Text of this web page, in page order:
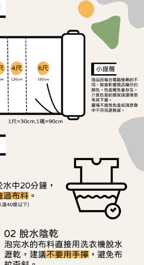
程】
先享後付」後，將跳轉至「AFTEE先享後付」
確認金額後，即可完成結帳。
收到繳費通知簡訊。
天內，點擊此簡訊中的連結，可透過四大超商／
進行付款，方視為交易完成。
不需立刻繳費，但若您需要取消訂單，請聯絡
意取消之訂單仍視為有效，需透過AFTEE先享
先享後付 」之結帳頁面顯示為準，若有關於
消欲退款等相關疑問，請聯繫「AFTEE先享後付
support/home
限公司提供之「AFTEE先享後付」服務完成之交
內提供個人資料，並將交易相關給付款項請求債
司。
徵得法定代理人或監護人之同意方可使用
經同意申辦者引起之損失，本公司不負相關責
」時，將依據個別帳號之用戶狀況，依本公司即
；若仍有額度不足之情形，本公司將視審查結果
或使用他人資訊註冊。若發現惡意使用之情形，
權停止該用戶之使用額度並採取法律行動。
含以上)免運費
含以上)免運費
含以上)免運費